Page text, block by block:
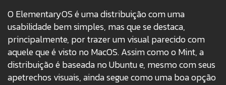
O ElementaryOS é uma distribuição com uma
usabilidade bem simples, mas que se destaca,
principalmente, por trazer um visual parecido com
aquele que é visto no MacOS. Assim como o Mint, a
distribuição é baseada no Ubuntu e, mesmo com seus
apetrechos visuais, ainda segue como uma boa opção